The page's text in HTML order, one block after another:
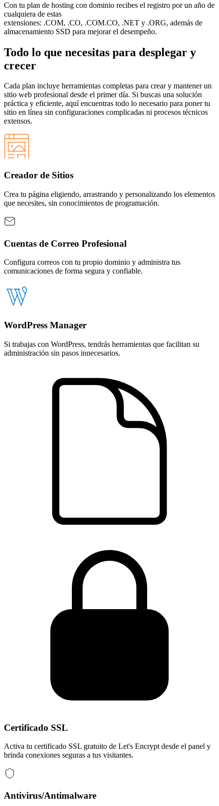
Con tu plan de hosting con dominio recibes el registro por un año de
cualquiera de estas
extensiones: .COM, .CO, .COM.CO, .NET y .ORG, además de
almacenamiento SSD para mejorar el desempeño.
Todo lo que necesitas para desplegar y
crecer
Cada plan incluye herramientas completas para crear y mantener un
sitio web profesional desde el primer día. Si buscas una solución
práctica y eficiente, aquí encuentras todo lo necesario para poner tu
sitio en línea sin configuraciones complicadas ni procesos técnicos
extensos.
Creador de Sitios
Crea tu página eligiendo, arrastrando y personalizando los elementos
que necesites, sin conocimientos de programación.
Cuentas de Correo Profesional
Configura correos con tu propio dominio y administra tus
comunicaciones de forma segura y confiable.
WordPress Manager
Si trabajas con WordPress, tendrás herramientas que facilitan su
administración sin pasos innecesarios.
Certificado SSL
Activa tu certificado SSL gratuito de Let's Encrypt desde el panel y
brinda conexiones seguras a tus visitantes.
Antivirus/Antimalware